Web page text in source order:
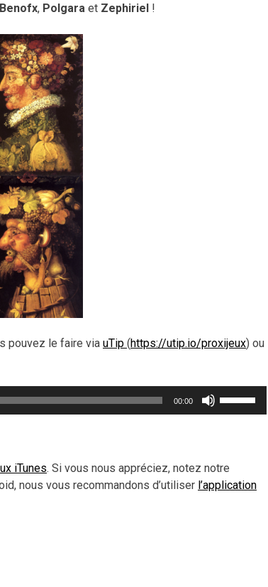
Benofx, Polgara et Zephiriel !
pouvez le faire via uTip (https://utip.io/proxijeux) ou
00:00
augmenter
iTunes. Si vous nous appréciez, notez notre
nous vous recommandons d’utiliser l’application